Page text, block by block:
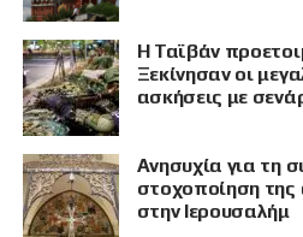
Η Ταϊβάν
Ξεκίνησαν οι
ασκήσεις με
Ανησυχία για τη
στοχοποίηση της
στην Ιερουσαλήμ